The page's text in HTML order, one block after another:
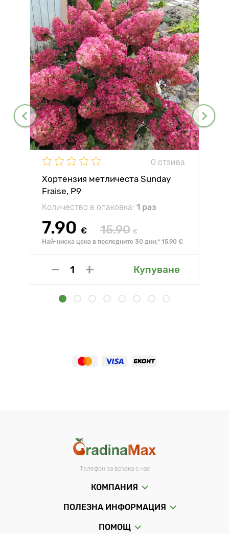
0 отзива
Хортензия метличеста Sunday
Fraise, P9
Количество в опаковка: 1 раз
7.90 € 15.90 €
Най-ниска цена в последните 30 дни:* 15.90 €
Купуване
Телефон за връзка с нас
КОМПАНИЯ
ПОЛЕЗНА ИНФОРМАЦИЯ
ПОМОЩ